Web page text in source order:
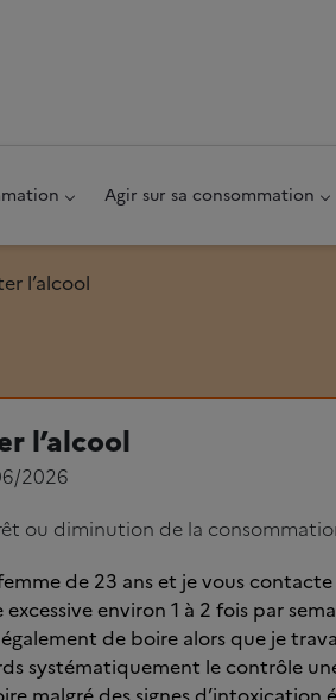
Agir sur sa consommation
l’alcool
l’alcool
2026
ou diminution de la
de 23 ans et je vous
excessive environ 1 à 2 fois par
de boire alors que je
systématiquement le contrôle